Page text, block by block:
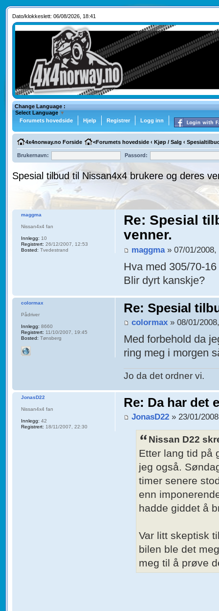
Dato/klokkeslett: 06/08/2026, 18:41
Change Language :
Select Language ▼
Forumets hovedside
Hjelp Registrer Logg inn
4x4norway.no Forside <Forumets hovedside ‹ Kjøp / Salg ‹
Brukernavn: Passord:
Spesial tilbud til Nissan4x4 brukere og deres
Re: Spesial
venner.
maggma» 07/01/2008,
Hva med 305/70-
Blir dyrt kanskje?
maggma
Nissan4x4 fan
Innlegg: 10
Registrert: 26/12/2007, 12:53
Bosted: Tvedestrand
Re: Spesial
colormax » 08/01/
Med forbehold da
ring meg i morgen
Jo da det ordner vi.
colormax
Pådriver
Innlegg: 8660
Registrert: 11/10/2007, 19:45
Bosted: Tønsberg
Re: Da har det
JonasD22 » 23/01/
Nissan D22
Etter lang tid på
jeg også.
timer senere
enn
hadde giddet å
Var litt skeptisk
bilen ble det
meg til å prøve
JonasD22
Nissan4x4 fan
Innlegg: 42
Registrert: 18/11/2007, 22:30